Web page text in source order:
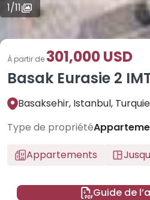
1/11
Basak Eurasie 2
À partir de 301,000 USD
Basaksehir, Istanbul, Turquie
Type de propriété
Appartements
Guide de